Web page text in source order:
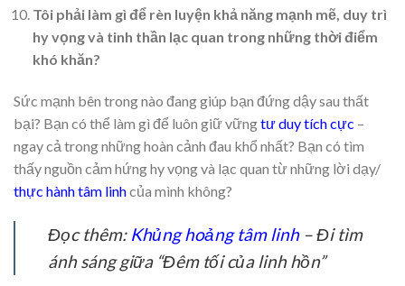
Tôi phải làm gì để rèn luyện khả năng mạnh mẽ, duy trì
hy vọng và tinh thần lạc quan trong những thời điểm
khó khăn?
Sức mạnh bên trong nào đang giúp bạn đứng dậy sau thất
bại? Bạn có thể làm gì để luôn giữ vữngtư duy tích cực –
ngay cả trong những hoàn cảnh đau khổ nhất? Bạn có tìm
thấy nguồn cảm hứng hy vọng và lạc quan từ những lời dạy/
thực hành tâm linhcủa mình không?
Đọc thêm: Khủng hoảng tâm linh– Đi tìm
ánh sáng giữa “Đêm tối của linh hồn”